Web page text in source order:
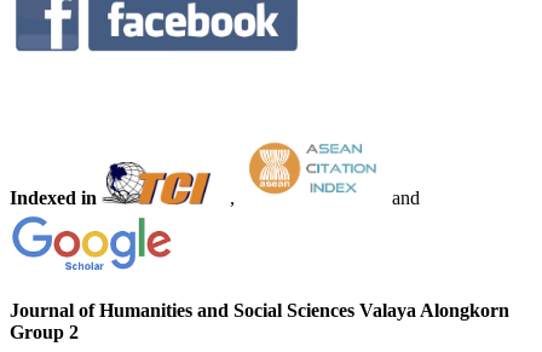
Indexed in , and
Journal of Humanities and Social Sciences Valaya Alongkorn
Group 2